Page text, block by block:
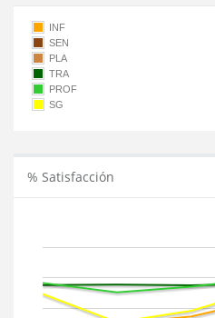
INF
SEN
PLA
TRA
PROF
SG
% Satisfacción